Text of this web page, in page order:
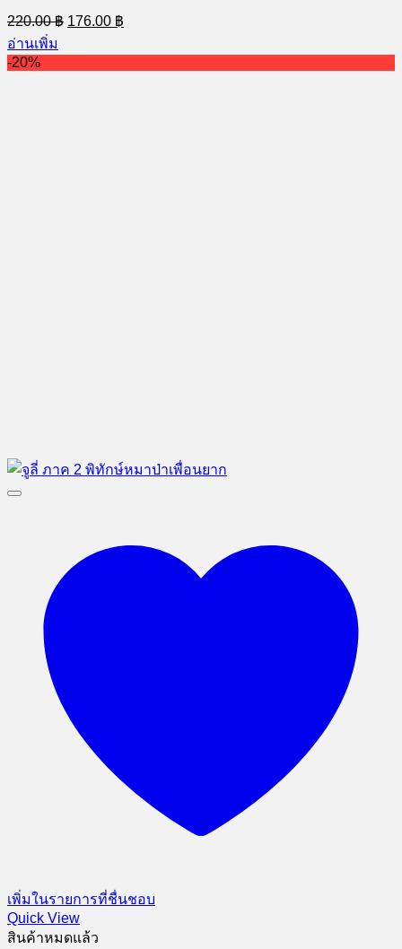
220.00฿ Original
price
220.00 ฿.
176.00 ฿
price
176.00 ฿.
อ่านเพิ่ม
-20%
เพิ่มในรายการที่ชื่นชอบ
Quick View
สินค้าหมดแล้ว